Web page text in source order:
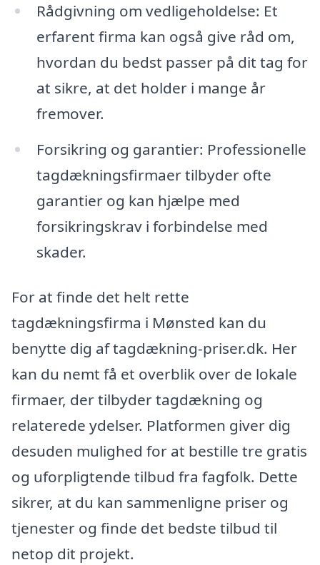
Rådgivning om vedligeholdelse: Et
erfarent firma kan også give råd om,
hvordan du bedst passer på dit tag for
at sikre, at det holder i mange år
fremover.
Forsikring og garantier: Professionelle
tagdækningsfirmaer tilbyder ofte
garantier og kan hjælpe med
forsikringskrav i forbindelse med
skader.
For at finde det helt rette
tagdækningsfirma i Mønsted kan du
benytte dig af tagdækning-priser.dk. Her
kan du nemt få et overblik over de lokale
firmaer, der tilbyder tagdækning og
relaterede ydelser. Platformen giver dig
desuden mulighed for at bestille tre gratis
og uforpligtende tilbud fra fagfolk. Dette
sikrer, at du kan sammenligne priser og
tjenester og finde det bedste tilbud til
netop dit projekt.